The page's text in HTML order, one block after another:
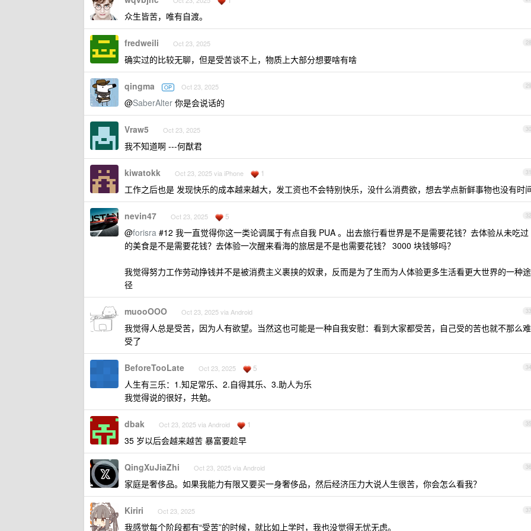
众生皆苦，唯有自渡。
28
fredweili Oct 23, 2025
确实过的比较无聊，但是受苦谈不上，物质上大部分想要啥有啥
29
qingma OP Oct 23, 2025
@SaberAlter 你是会说话的
30
Vraw5 Oct 23, 2025
我不知道啊 ---何猷君
31
kiwatokk Oct 23, 2025 via iPhone 1
工作之后也是 发现快乐的成本越来越大，发工资也不会特别快乐，没什么消费欲，想去学点新鲜事物也没有时
32
nevin47 Oct 23, 2025 5
@forisra #12 我一直觉得你这一类论调属于有点自我 PUA 。出去旅行看世界是不是需要花钱？去体验从未吃过
的美食是不是需要花钱？去体验一次醒来看海的旅居是不是也需要花钱？ 3000 块钱够吗？
我觉得努力工作劳动挣钱并不是被消费主义裹挟的奴隶，反而是为了生而为人体验更多生活看更大世界的一种途
径
33
muooOOO Oct 23, 2025 via Android
我觉得人总是受苦，因为人有欲望。当然这也可能是一种自我安慰：看到大家都受苦，自己受的苦也就不那么难
受了
34
BeforeTooLate Oct 23, 2025 5
人生有三乐：1.知足常乐、2.自得其乐、3.助人为乐
我觉得说的很好，共勉。
35
dbak Oct 23, 2025 via Android 1
35 岁以后会越来越苦 暴富要趁早
36
QingXuJiaZhi Oct 23, 2025 via Android
家庭是奢侈品。如果我能力有限又要买一身奢侈品，然后经济压力大说人生很苦，你会怎么看我？
37
Kiriri Oct 23, 2025
我感觉每个阶段都有“受苦”的时候，就比如上学时，我也没觉得无忧无虑。